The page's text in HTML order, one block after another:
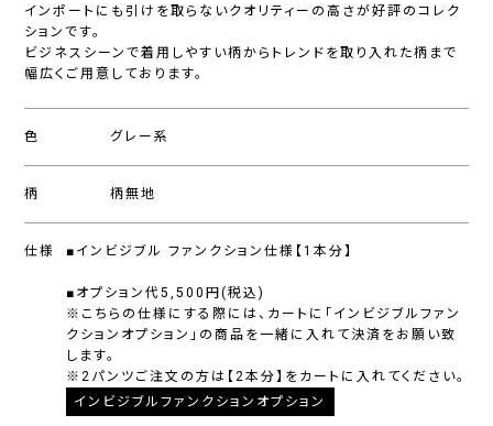
インポートにも引けを取らないクオリティーの高さが好評のコレク
ションです。
ビジネスシーンで着用しやすい柄からトレンドを取り入れた柄まで
幅広くご用意しております。
色 グレー系
柄 柄無地
仕様 ■インビジブル ファンクション仕様【1本分】
■オプション代5,500円(税込)
※こちらの仕様にする際には、カートに「インビジブルファン
クションオプション」の商品を一緒に入れて決済をお願い致
します。
※2パンツご注文の方は【2本分】をカートに入れてください。
インビジブルファンクションオプション